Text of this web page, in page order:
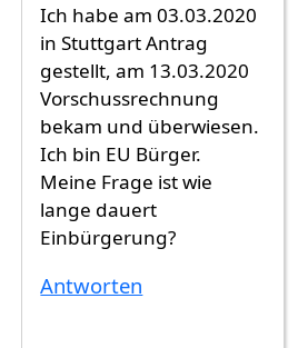
Ich habe am 03.03.2020
in Stuttgart Antrag
gestellt, am 13.03.2020
Vorschussrechnung
bekam und überwiesen.
Ich bin EU Bürger.
Meine Frage ist wie
lange dauert
Einbürgerung?
Antworten